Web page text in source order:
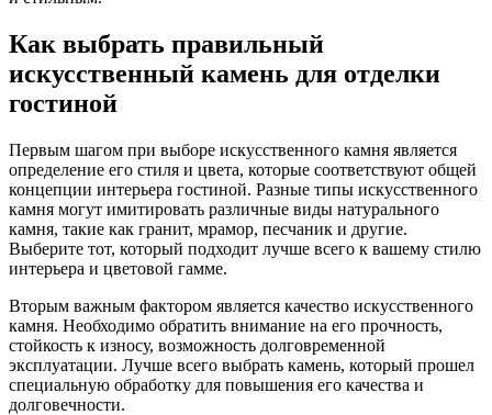
Как выбрать правильный
искусственный камень для отделки
гостиной
Первым шагом при выборе искусственного камня является
определение его стиля и цвета, которые соответствуют общей
концепции интерьера гостиной. Разные типы искусственного
камня могут имитировать различные виды натурального
камня, такие как гранит, мрамор, песчаник и другие.
Выберите тот, который подходит лучше всего к вашему стилю
интерьера и цветовой гамме.
Вторым важным фактором является качество искусственного
камня. Необходимо обратить внимание на его прочность,
стойкость к износу, возможность долговременной
эксплуатации. Лучше всего выбрать камень, который прошел
специальную обработку для повышения его качества и
долговечности.